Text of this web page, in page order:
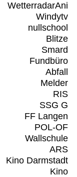
WetterradarAni
Windytv
nullschool
Blitze
Smard
Fundbüro
Abfall
Melder
RIS
SSG G
FF Langen
POL-OF
Wallschule
ARS
Kino Darmstadt
Kino